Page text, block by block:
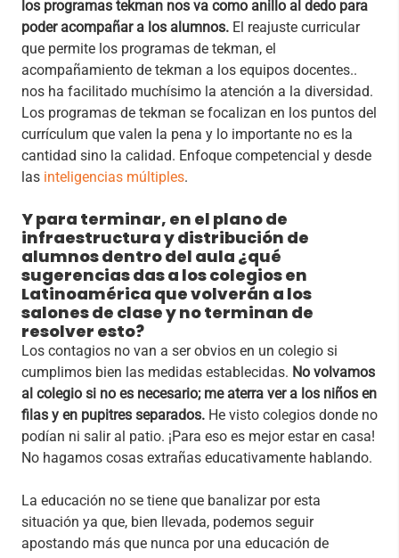
los programas tekman nos va como anillo al dedo para
poder acompañar a los alumnos. El reajuste curricular
que permite los programas de tekman, el
acompañamiento de tekman a los equipos docentes..
nos ha facilitado muchísimo la atención a la diversidad.
Los programas de tekman se focalizan en los puntos del
currículum que valen la pena y lo importante no es la
cantidad sino la calidad. Enfoque competencial y desde
las inteligencias múltiples.
Y para terminar, en el plano de
infraestructura y distribución de
alumnos dentro del aula ¿qué
sugerencias das a los colegios en
Latinoamérica que volverán a los
salones de clase y no terminan de
resolver esto?
Los contagios no van a ser obvios en un colegio si
cumplimos bien las medidas establecidas. No volvamos
al colegio si no es necesario; me aterra ver a los niños en
filas y en pupitres separados. He visto colegios donde no
podían ni salir al patio. ¡Para eso es mejor estar en casa!
No hagamos cosas extrañas educativamente hablando.
La educación no se tiene que banalizar por esta
situación ya que, bien llevada, podemos seguir
apostando más que nunca por una educación de